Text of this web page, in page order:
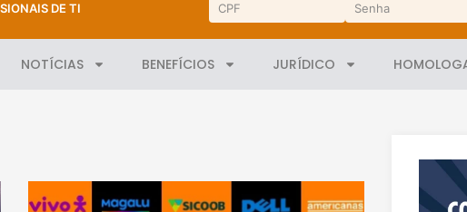
DE TI
NOTÍCIAS BENEFÍCIOS JURÍDICO